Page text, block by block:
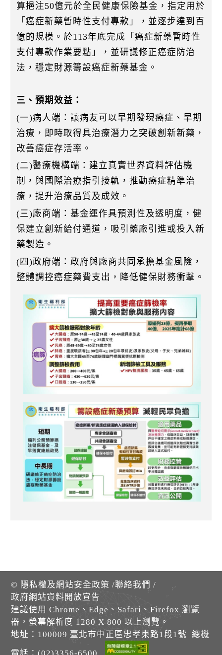
算挹注50億元於全民健康保險基金，指定用於
「癌症新藥暫時性支付專款」，並逐步達到百
億的規模。於113年底完成「癌症新藥暫時性
支付專款作業要點」，並研議修正癌症防治
法，穩定財源籌設癌症新藥基金。
三、預期效益：
(一)病人端：讓病友可以早期發現癌症、早期
治療，即時取得具治療潛力之突破創新新藥，
改善癌症存活率。
(二)醫療機構端：建立真實世界資料評估機
制，與國際治療指引接軌，推動癌症精準治
療，提升治療品質及成效。
(三)廠商端：基金運作具預測性及透明度，健
保建立創新給付通道，吸引藥廠引進或投入新
藥製造。
(四)政府端：政府與廠商共同承擔基金風險，
整體調控癌症藥費支出，降低健保財務衝擊。
© 隱私權及網站安全政策 /聯絡我們 /
政府網站資料開放宣告
建議使用 Chrome、Edge、Safari、Firefox 瀏覽
器，螢幕解析度 1280 X 800 以上瀏覽。
地址：100009 臺北市中正區忠孝東路1段1號 總機